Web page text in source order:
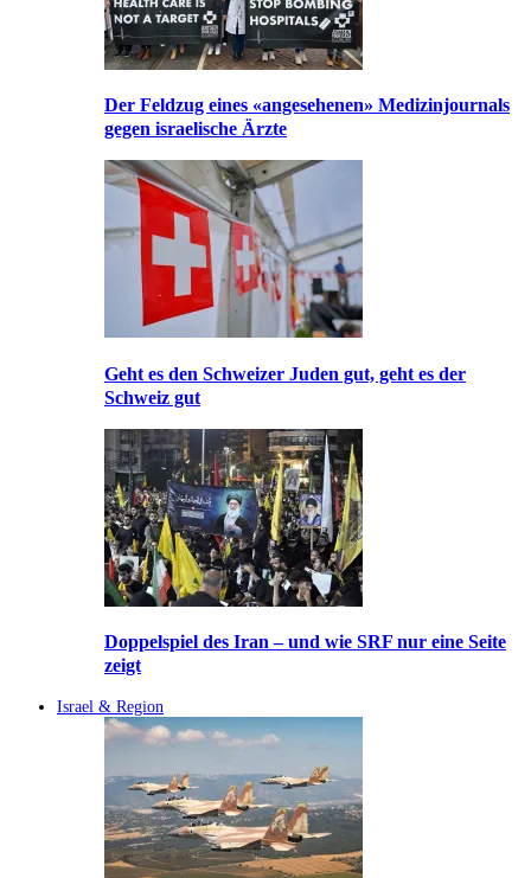
Der Feldzug eines «angesehenen» Medizinjournals
gegen israelische Ärzte
Geht es den Schweizer Juden gut, geht es der
Schweiz gut
Doppelspiel des Iran – und wie SRF nur eine Seite
zeigt
Israel & Region